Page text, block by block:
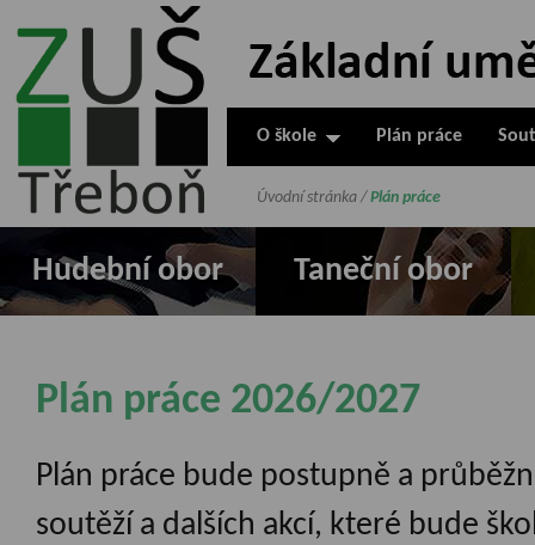
ZUŠ Třeboň -
Základní
umělecká škola
O škole Plán práce
Hudební obor Taneční obor
Úvodní stránka / Plán práce
Plán práce 2026/2027
Plán práce bude postupně a
soutěží a dalších akcí, které bude